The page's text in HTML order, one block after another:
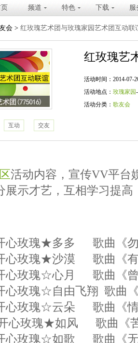
频道 特色 下载 服
会 > 红玫瑰艺术团与玫瑰家园艺术团互动联
红玫瑰艺
活动时间：2014-07-
活动地点： 玫瑰家园
活动分类： 歌友会
互动 交友
活动内容，宣传VV平台
展示才艺，互相学习提
心玫瑰★多多 歌曲《
心玫瑰★沙漠 歌曲《
心玫瑰☆心月 歌曲《
心玫瑰☆自由飞翔 歌曲
心玫瑰☆云朵 歌曲《
心玫瑰★如风 歌曲《
心玫瑰☆如歌 歌曲《